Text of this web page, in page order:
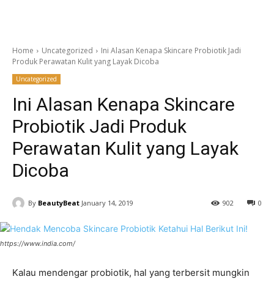
Home Uncategorized
Ini Alasan Kenapa Skincare Probiotik Jadi
Produk Perawatan Kulit yang Layak Dicoba
Uncategorized
Ini Alasan Kenapa Skincare
Probiotik Jadi Produk
Perawatan Kulit yang Layak
Dicoba
By BeautyBeat January 14, 2019 0
902
https://www.india.com/
Kalau mendengar probiotik, hal yang terbersit mungkin